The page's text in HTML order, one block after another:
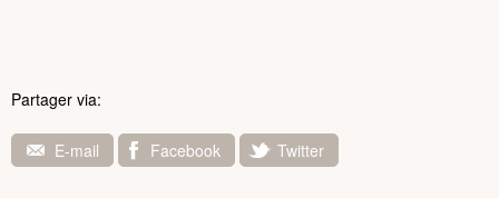
Partager via:
E-mail Facebook Twitter